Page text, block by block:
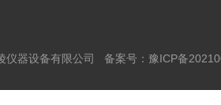
仪器设备有限公司 备案号： 豫ICP备